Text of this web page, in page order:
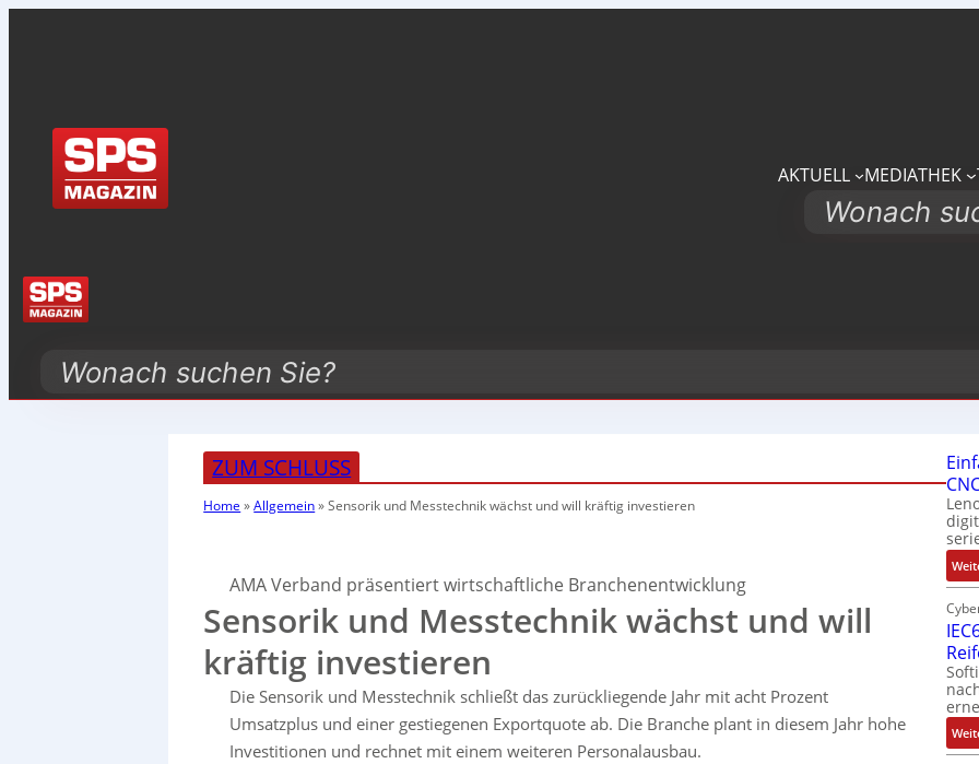
AKTUELL MEDIATHEK
Search
Search
ZUM SCHLUSS
Home »Allgemein»Sensorik und Messtechnik wächst und will kräftig investieren
AMA Verband präsentiert wirtschaftliche Branchenentwicklung
Sensorik und Messtechnik wächst und will
kräftig investieren
Die Sensorik und Messtechnik schließt das zurückliegende Jahr mit acht Prozent
Umsatzplus und einer gestiegenen Exportquote ab. Die Branche plant in diesem Jahr hohe
Investitionen und rechnet mit einem weiteren Personalausbau.